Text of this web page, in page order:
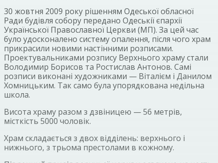
30 жовтня 2009 року рішенням Одеської обласної
Ради будівля собору передано Одеськії єпархії
Української Православної Церкви (МП). За цей час
було удосконалено систему опалення, після чого храм
прикрасили новими настінними розписами.
Проектувальниками розпису Верхнього храму стали
Володимир Борисов та Ростислав Антонов. Самі
розписи виконані художниками — Віталієм і Данилом
Хомницьким. Так само була упорядкована недільна
школа.
Висота храму разом з дзвіницею — 56 метрів,
місткість 5000 чоловік.
Храм складається з двох відділень: верхнього і
нижнього, з трьома престолами в кожному.